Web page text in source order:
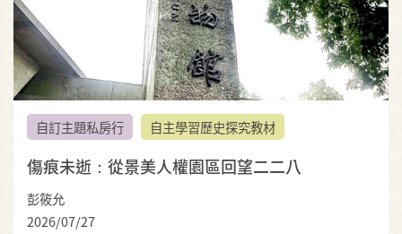
自訂主題私房行 自主學習歷史探究教材
傷痕未逝：從景美人權園區回望二二八
彭筱允
2026/07/27